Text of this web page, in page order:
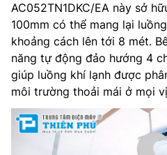
AC052TN1DKC/EA này sở
100mm có thể mang lại
khoảng cách lên tới 8 mét.
năng tự động đảo hướng 4
giúp luồng khí lạnh được
môi trường thoải mái ở mọi